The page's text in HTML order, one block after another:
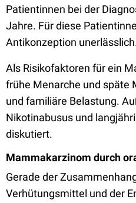
Patientinnen bei der
Jahre. Für diese
Antikonzeption
Als Risikofaktoren für ein
frühe Menarche und späte
und familiäre Belastung.
Nikotinabusus und
diskutiert.
Mammakarzinom durch
Gerade der
Verhütungsmittel und der